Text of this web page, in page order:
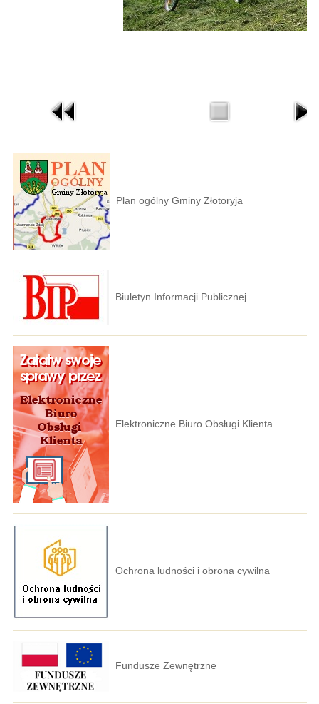
Plan ogólny Gminy Złotoryja
Biuletyn Informacji Publicznej
Elektroniczne Biuro Obsługi Klienta
Ochrona ludności i obrona cywilna
Fundusze Zewnętrzne